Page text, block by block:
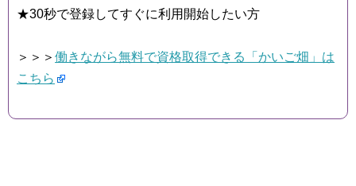
★30秒で登録してすぐに利用開始したい方
＞＞＞ 働きながら無料で資格取得できる「かいご畑」は
こちら